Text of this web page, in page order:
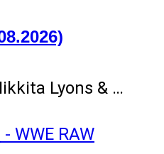
Lyons & …